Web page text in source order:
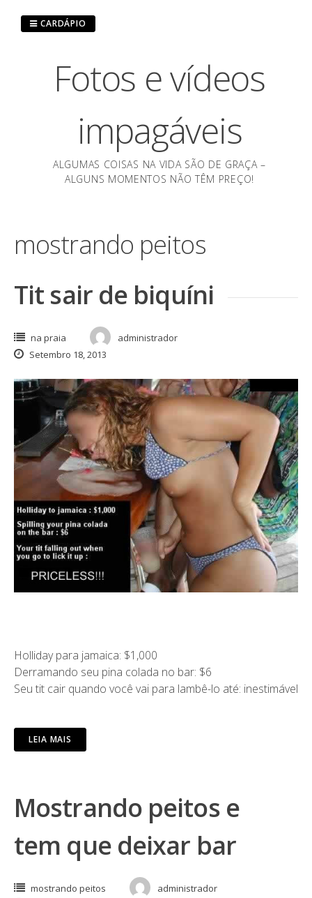
Fotos e vídeos
impagáveis
ALGUMAS COISAS NA VIDA SÃO DE GRAÇA –
ALGUNS MOMENTOS NÃO TÊM PREÇO!
CARDÁPIO
mostrando peitos
Tit sair de biquíni
na praia
administrador
Setembro 18, 2013
Holliday para jamaica: $1,000
Derramando seu pina colada no bar: $6
Seu tit cair quando você vai para lambê-lo até: inestimável
LEIA MAIS
Mostrando peitos e
tem que deixar bar
mostrando peitos
administrador